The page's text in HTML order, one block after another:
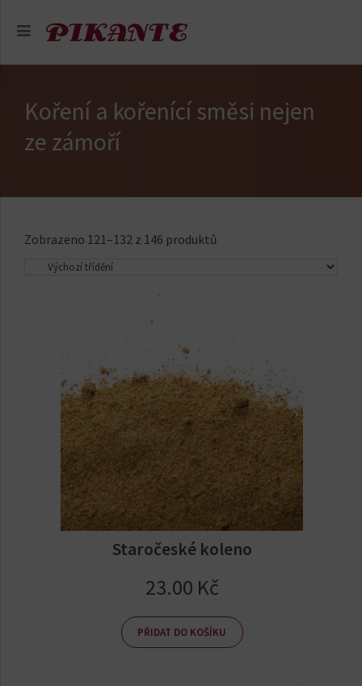
Koření a kořenící směsi nejen
ze zámoří
Zobrazeno 121–132 z 146 produktů
Staročeské koleno
23.00 Kč
PŘIDAT DO KOŠÍKU